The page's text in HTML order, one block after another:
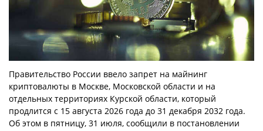
Правительство России ввело запрет на майнинг
криптовалюты в Москве, Московской области и на
отдельных территориях Курской области, который
продлится с 15 августа 2026 года до 31 декабря 2032 года.
Об этом в пятницу, 31 июля, сообщили в постановлении